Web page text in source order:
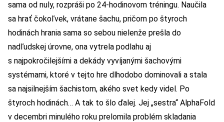
sama od nuly, rozpráši po 24-hodinovom tréningu. Naučila
sa hrať čokoľvek, vrátane šachu, pričom po štyroch
hodinách hrania sama so sebou nielenže prešla do
nadľudskej úrovne, ona vytrela podlahu aj
s najpokročilejšími a dekády vyvíjanými šachovými
systémami, ktoré v tejto hre dlhodobo dominovali a stala
sa najsilnejším šachistom, akého svet kedy videl. Po
štyroch hodinách… A tak to šlo ďalej. Jej „sestra“ AlphaFold
v decembri minulého roku prelomila problém skladania